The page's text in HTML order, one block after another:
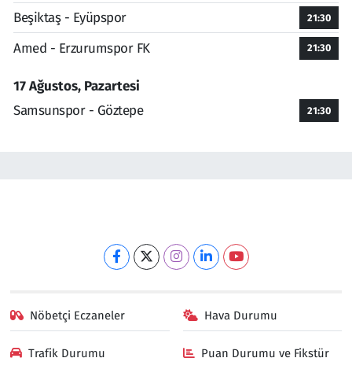
Beşiktaş - Eyüpspor 21:30
Amed - Erzurumspor FK 21:30
17 Ağustos, Pazartesi
Samsunspor - Göztepe
21:30
Nöbetçi Eczaneler Hava Durumu
Trafik Durumu Puan Durumu ve Fikstür